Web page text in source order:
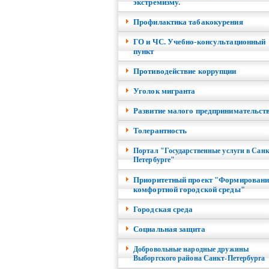
экстремизму.
Профилактика табакокурения
ГО и ЧС. Учебно-консультационный
пункт
Противодействие коррупции
Уголок мигранта
Развитие малого
Толерантность
Портал "Государственные услуги в
Петербурге"
Приоритетный проект
комфортной городской среды"
Городская среда
Социальная защита
Добровольные народные дружины
Выборгского района Санкт-Петербурга